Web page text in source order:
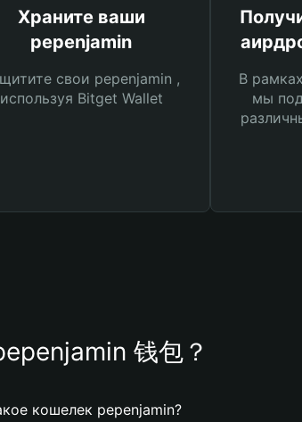
Храните ваши
pepenjamin
свои pepenjamin ,
используя Bitget Wallet
В
мы
钱包？
кошелек pepenjamin?